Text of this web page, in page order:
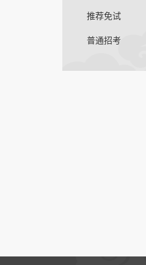
推荐免试
普通招考